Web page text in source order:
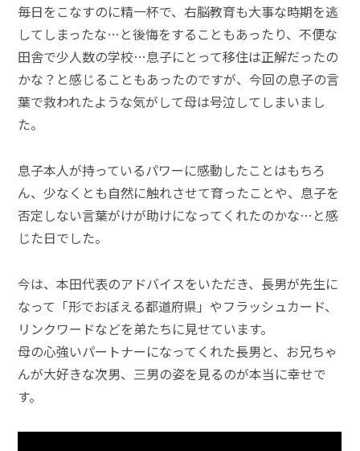
毎日をこなすのに精一杯で、右脳教育も大事な時期を逃
してしまったな…と後悔をすることもあったり、不便な
田舎で少人数の学校…息子にとって移住は正解だったの
かな？と感じることもあったのですが、今回の息子の言
葉で救われたような気がして母は号泣してしまいまし
た。
息子本人が持っているパワーに感動したことはもちろ
ん、少なくとも自然に触れさせて育ったことや、息子を
否定しない言葉がけが助けになってくれたのかな…と感
じた日でした。
今は、本田代表のアドバイスをいただき、長男が先生に
なって「形でおぼえる都道府県」やフラッシュカード、
リンクワードなどを弟たちに見せています。
母の心強いパートナーになってくれた長男と、お兄ちゃ
んが大好きな次男、三男の姿を見るのが本当に幸せで
す。